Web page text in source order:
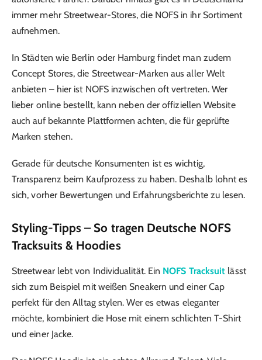
immer mehr Streetwear-Stores, die NOFS in ihr Sortiment
aufnehmen.
In Städten wie Berlin oder Hamburg findet man zudem
Concept Stores, die Streetwear-Marken aus aller Welt
anbieten – hier ist NOFS inzwischen oft vertreten. Wer
lieber online bestellt, kann neben der offiziellen Website
auch auf bekannte Plattformen achten, die für geprüfte
Marken stehen.
Gerade für deutsche Konsumenten ist es wichtig,
Transparenz beim Kaufprozess zu haben. Deshalb lohnt es
sich, vorher Bewertungen und Erfahrungsberichte zu lesen.
Styling-Tipps – So tragen Deutsche NOFS
Tracksuits & Hoodies
Streetwear lebt von Individualität. Ein NOFS Tracksuit lässt
sich zum Beispiel mit weißen Sneakern und einer Cap
perfekt für den Alltag stylen. Wer es etwas eleganter
möchte, kombiniert die Hose mit einem schlichten T-Shirt
und einer Jacke.